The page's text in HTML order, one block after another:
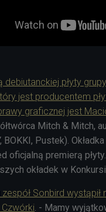
debiutanckiej płyty
jest producentem
graficznej jest
Mitch & Mitch,
BOKKI, Pustek).
oficjalną premierą
okładek w
Sonbird wystąpił
. - Mamy